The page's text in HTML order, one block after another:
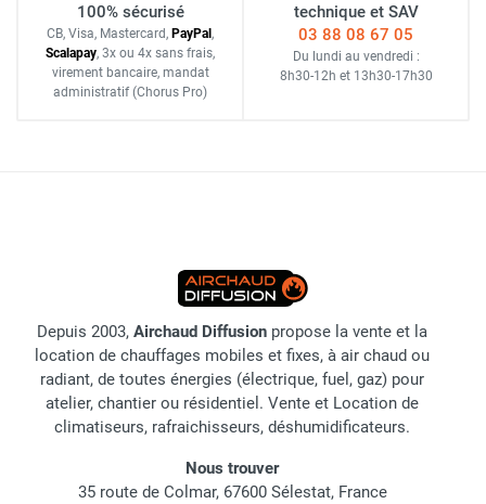
100% sécurisé
CB, Visa, Mastercard, PayPal ,
Scalapay, 3x ou 4x sans frais,
virement bancaire, mandat
administratif (Chorus Pro)
technique et SAV
03 88 08 67 05
Du lundi au vendredi :
8h30-12h et 13h30-17h30
Depuis 2003, Airchaud Diffusion propose la vente et la
location de chauffages mobiles et fixes, à air chaud ou
radiant, de toutes énergies (électrique, fuel, gaz) pour
atelier, chantier ou résidentiel. Vente et Location de
climatiseurs, rafraichisseurs, déshumidificateurs.
Nous trouver
35 route de Colmar, 67600 Sélestat, France